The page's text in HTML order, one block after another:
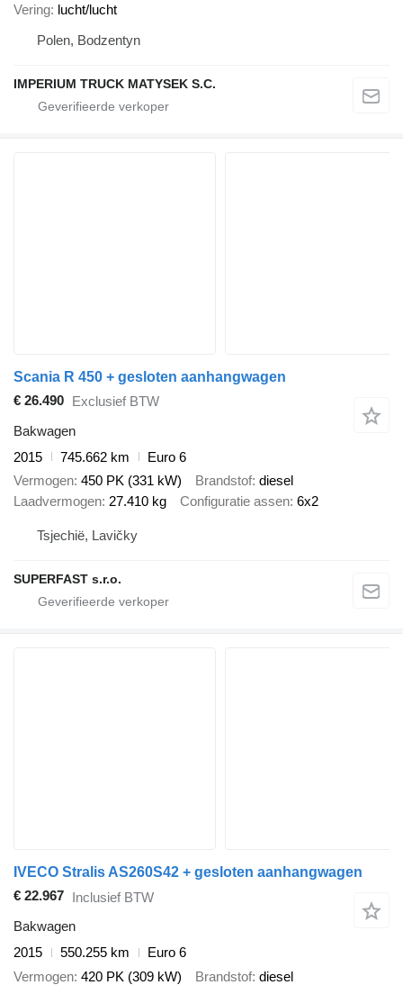
Vering lucht/lucht
Polen, Bodzentyn
IMPERIUM TRUCK MATYSEK S.C.
Scania R 450 + gesloten aanhangwagen
€ 26.490 Exclusief BTW
Bakwagen
2015
745.662 km
Euro 6
Vermogen 450 PK (331 kW) Brandstof diesel
Laadvermogen 27.410 kg Configuratie assen 6x2
Tsjechië, Lavičky
SUPERFAST s.r.o.
IVECO Stralis AS260S42 + gesloten aanhangwagen
€ 22.967 Inclusief BTW
Bakwagen
2015
550.255 km
Euro 6
Vermogen 420 PK (309 kW) Brandstof diesel